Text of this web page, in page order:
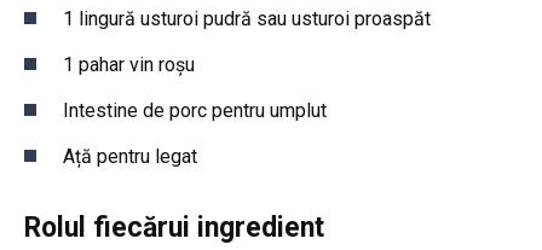
1 lingură usturoi pudră sau usturoi proaspăt
1 pahar vin roșu
Intestine de porc pentru umplut
Ață pentru legat
Rolul fiecărui ingredient